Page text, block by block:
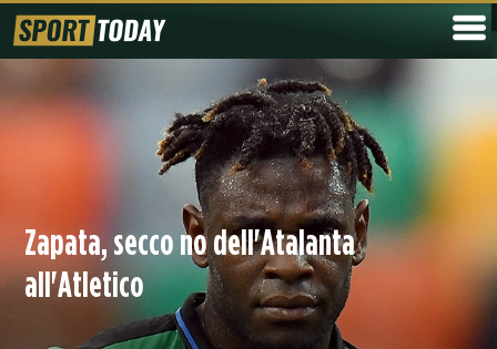
Zapata, secco no dell'Atalanta
all'Atletico